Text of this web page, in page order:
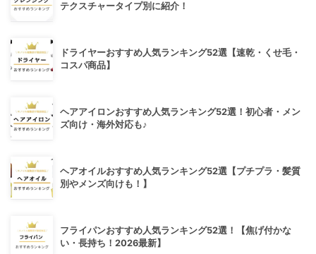
テクスチャータイプ別に紹介！
ドライヤーおすすめ人気ランキング52選【速乾・くせ毛・
コスパ商品】
ヘアアイロンおすすめ人気ランキング52選！初心者・メン
ズ向け・海外対応も♪
ヘアオイルおすすめ人気ランキング52選【プチプラ・髪質
別やメンズ向けも！】
フライパンおすすめ人気ランキング52選！【焦げ付かな
い・長持ち！2026最新】